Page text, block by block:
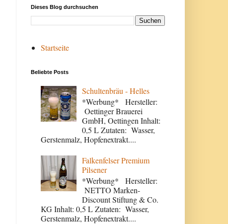
Dieses Blog durchsuchen
Startseite
Beliebte Posts
Schultenbräu - Helles
*Werbung* Hersteller:
Oettinger Brauerei
GmbH, Oettingen Inhalt:
0,5 L Zutaten: Wasser,
Gerstenmalz, Hopfenextrakt....
Falkenfelser Premium
Pilsener
*Werbung* Hersteller:
NETTO Marken-
Discount Stiftung & Co.
KG Inhalt: 0,5 L Zutaten: Wasser,
Gerstenmalz, Hopfenextrakt....